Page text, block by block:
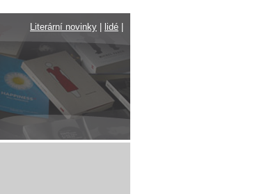
Literární novinky
lidé